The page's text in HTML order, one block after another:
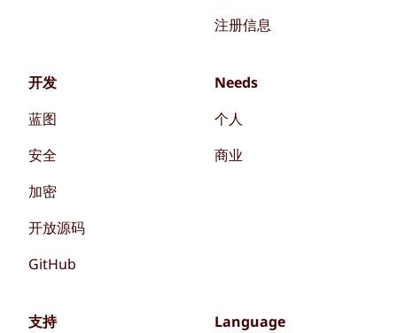
注册信息
开发
蓝图
安全
加密
开放源码
GitHub
Needs
个人
商业
支持 Language